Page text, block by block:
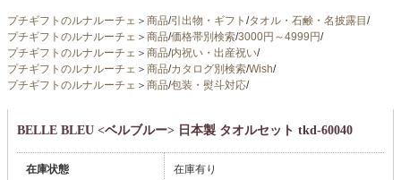
プチギフトのルナルーチェ ＞ 商品/引出物・ギフト /タオル・石鹸・名披露目/
プチギフトのルナルーチェ ＞ 商品/価格帯別検索/3000円～4999円/
プチギフトのルナルーチェ ＞ 商品/内祝い・出産祝い/
プチギフトのルナルーチェ ＞ 商品/カタログ別検索/Wish/
プチギフトのルナルーチェ ＞ 商品/包装・熨斗対応/
BELLE BLEU <ベルブルー> 日本製 タオルセット tkd-60040
在庫状態 在庫有り